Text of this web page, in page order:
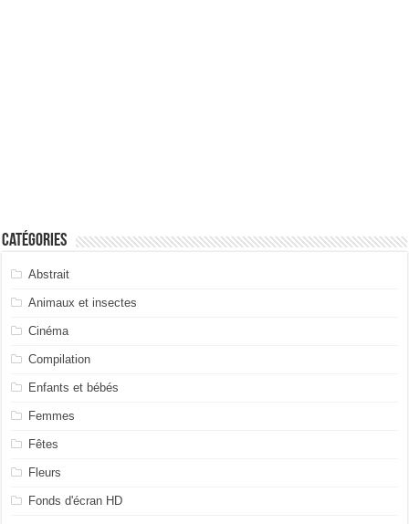
Catégories
Abstrait
Animaux et insectes
Cinéma
Compilation
Enfants et bébés
Femmes
Fêtes
Fleurs
Fonds d'écran HD